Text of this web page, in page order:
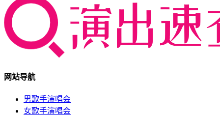
网站导航
男歌手演唱会
女歌手演唱会